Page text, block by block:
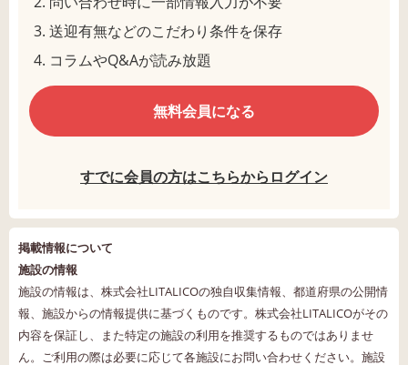
送迎有無などのこだわり条件を保存
コラムやQ&Aが読み放題
無料会員になる
すでに会員の方はこちらからログイン
掲載情報について
施設の情報
施設の情報は、株式会社LITALICOの独自収集情報、都道府県の公開情
報、施設からの情報提供に基づくものです。株式会社LITALICOがその
内容を保証し、また特定の施設の利用を推奨するものではありませ
ん。ご利用の際は必要に応じて各施設にお問い合わせください。施設